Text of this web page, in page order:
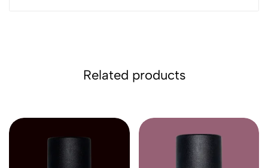
Related products